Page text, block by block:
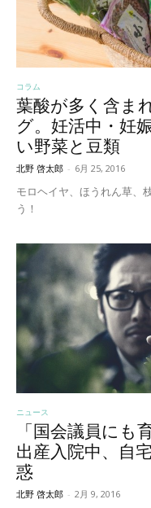
コラム
葉酸が多く含ま
グ。妊活中・妊
い野菜と豆類
北野 啓太郎 - 6月 25, 2016
モロヘイヤ、ほうれん草、
う！
ニュース
「国会議員にも
出産入院中、自
惑
北野 啓太郎 - 2月 9, 2016